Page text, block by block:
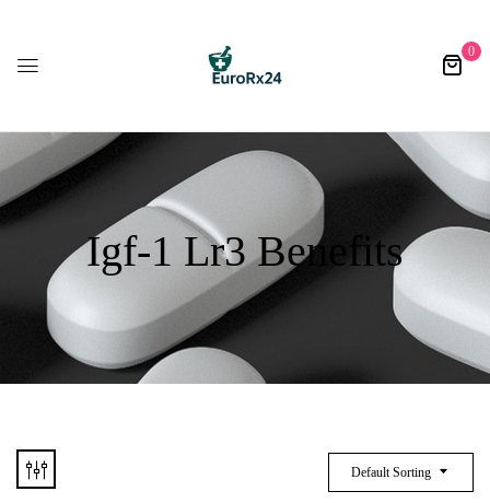
0
Igf-1 Lr3 Benefits
Default Sorting